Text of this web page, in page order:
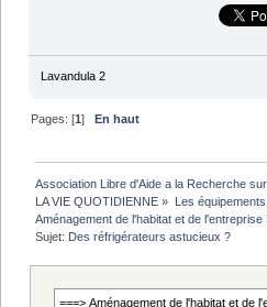
Lavandula 2
Pages: [1]En haut
Association Libre d'Aide a la Recherche
LA VIE QUOTIDIENNE » Les
Aménagement de l'habitat et de l'entreprise
Sujet: Des réfrigérateurs astucieux ?